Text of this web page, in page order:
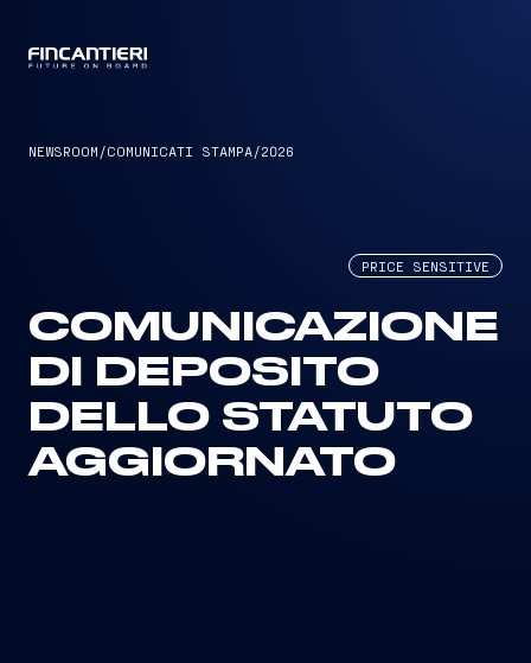
NEWSROOM /COMUNICATI STAMPA/2026
PRICE SENSITIVE
COMUNICAZIONE
DI DEPOSITO
DELLO STATUTO
AGGIORNATO